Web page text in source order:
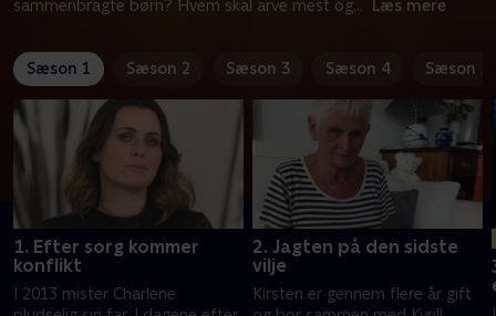
sammenbragte børn? Hvem skal arve mest og... Læs mere
Sæson 1 Sæson 2 Sæson 3 Sæson 4 Sæson 5
1. Efter sorg kommer
konflikt
I 2013 mister Charlene
2. Jagten på den sidste
vilje
Kirsten er gennem flere år gift